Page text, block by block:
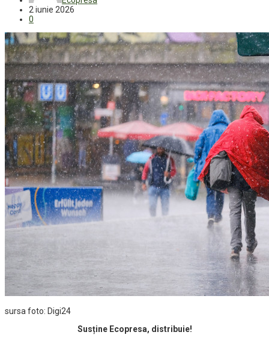
2 iunie 2026
0
sursa foto: Digi24
Susține Ecopresa, distribuie!